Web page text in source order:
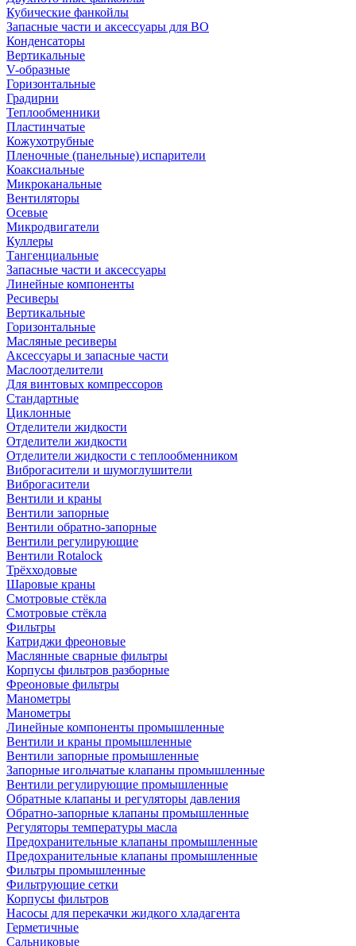
Кубические фанкойлы
Запасные части и аксессуары для ВО
Конденсаторы
Вертикальные
V-образные
Горизонтальные
Градирни
Теплообменники
Пластинчатые
Кожухотрубные
Пленочные (панельные) испарители
Коаксиальные
Микроканальные
Вентиляторы
Осевые
Микродвигатели
Куллеры
Тангенциальные
Запасные части и аксессуары
Линейные компоненты
Ресиверы
Вертикальные
Горизонтальные
Масляные ресиверы
Аксессуары и запасные части
Маслоотделители
Для винтовых компрессоров
Стандартные
Циклонные
Отделители жидкости
Отделители жидкости
Отделители жидкости с теплообменником
Виброгасители и шумоглушители
Виброгасители
Вентили и краны
Вентили запорные
Вентили обратно-запорные
Вентили регулирующие
Вентили Rotalock
Трёхходовые
Шаровые краны
Смотровые стёкла
Смотровые стёкла
Фильтры
Катриджи фреоновые
Маслянные сварные фильтры
Корпусы фильтров разборные
Фреоновые фильтры
Манометры
Манометры
Линейные компоненты промышленные
Вентили и краны промышленные
Вентили запорные промышленные
Запорные игольчатые клапаны промышленные
Вентили регулирующие промышленные
Обратные клапаны и регуляторы давления
Обратно-запорные клапаны промышленные
Регуляторы температуры масла
Предохранительные клапаны промышленные
Предохранительные клапаны промышленные
Фильтры промышленные
Фильтрующие сетки
Корпусы фильтров
Насосы для перекачки жидкого хладагента
Герметичные
Сальниковые